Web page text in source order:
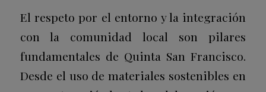
El respeto por el entorno y la integración
con la comunidad local son pilares
fundamentales de Quinta San Francisco.
Desde el uso de materiales sostenibles en